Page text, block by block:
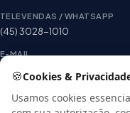
TELEVENDAS / WHATSAPP
(45) 3028-1010
E-MAIL
thiago@artetintas.com.br
Seg. a Sex. 8h às 18h
🍪Cookies &
Usamos cookies